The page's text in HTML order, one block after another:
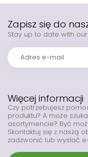
Więcej informacji
Czy potrzebujesz
produktu? A może
asortymencie? Być
Skontaktuj się z naszą
zadzwonić lub wysłać
Zapisz się do
Stay up to date with